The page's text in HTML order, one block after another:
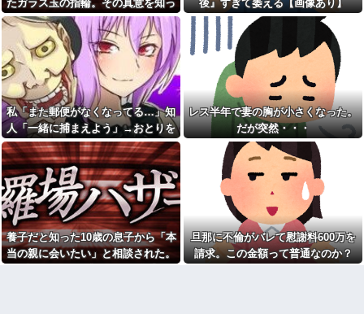
従姉妹「条件のいい男が全然
いない！」私「理想が高すぎる
んじゃ…？」→婚活の愚痴を聞
き続けた結果…
お腹の中にいる子供が男だと
判明したら嫁がキレ出した。嫁
はどうしても女が欲しかったら
しく...
ドラッグストア勤務中。カー
ド払いの商品を現金で返金して
ほしいと言い張る女性客。断っ
ても引き下がらず、その後まさ
かの展開に…
【驚愕】 社長「役立たずの中
年社員解雇したら若手もみんな
辞めてしまった…」
お前ら「日本も核武装汁！」
←１万発の核弾頭どこに
【画像】恋する女さん、ネッ
ト民が驚愕する大変身を遂げて
非モテ確定ｗｗｗｗｗｗｗｗｗ
トイレを借りたママ友が洗濯
カゴの中身を勝手に物色！「旦
那が後からシャワー浴びるとか
私なら絶対許せないｗ」と謎の
説教を食らったんだが……人の
家の洗濯カゴのぞくなよ
トイレを借りたママ友が洗濯
カゴの中身を勝手に物色！「旦
那が後からシャワー浴びるとか
私なら絶対許せないｗ」と謎の
説教を食らったんだが……人の
家の洗濯カゴのぞくなよ
トメが義弟嫁を嬉々として嫁
いびり。諫めても、エネ義弟が
「悪く取りすぎ！」と話を聞か
ない。私(さすが兄弟)→当時エネ
夫だった夫と嫁いびりトメのド
ラマ仕立ての動画を送った結果
初めての子供でてんてこ舞い
の我が家にトメが月イチで泊ま
たガラス玉の指輪。その真意を知っ
た瞬間、私も弁護士も言葉を失っ
て…
後』すぎて萎える【画像あり】
私「また郵便がなくなってる…」知
人「一緒に捕まえよう」→おとりを
仕掛けたら泥奥がまんまと引っかか
り…
レス半年で妻の胸が小さくなった。
だが突然・・・
養子だと知った10歳の息子から「本
当の親に会いたい」と相談された。
旦那に不倫がバレて慰謝料600万を
請求。この金額って普通なのか？